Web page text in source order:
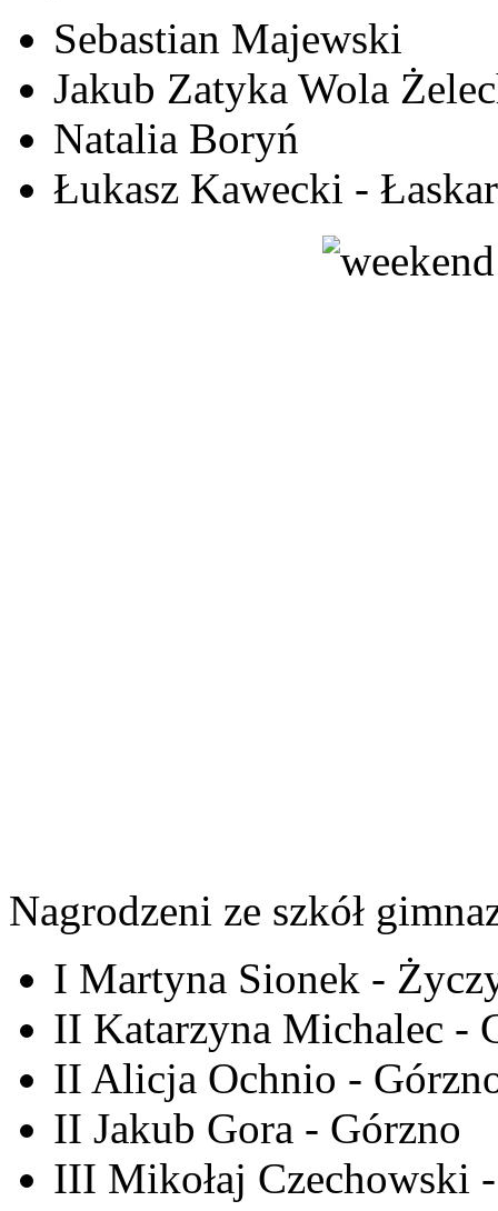
Sebastian Majewski
Jakub Zatyka Wola
Natalia Boryń
Łukasz Kawecki -
Nagrodzeni ze szkół
I Martyna Sionek -
II Katarzyna Michalec -
II Alicja Ochnio -
II Jakub Gora - Górzno
III Mikołaj Czechowski